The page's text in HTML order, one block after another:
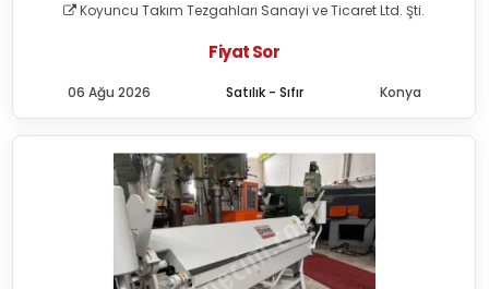
Koyuncu Takım Tezgahları Sanayi ve Ticaret Ltd. Şti.
Fiyat Sor
Satılık - Sıfır
06 Ağu 2026 Konya